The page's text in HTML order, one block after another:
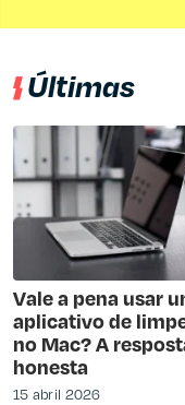
Últimas
Vale a pena usar
aplicativo de
no Mac? A
honesta
15 abril 2026